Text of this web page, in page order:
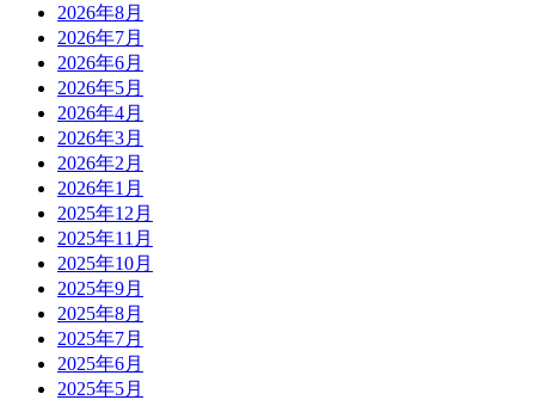
2026年8月
2026年7月
2026年6月
2026年5月
2026年4月
2026年3月
2026年2月
2026年1月
2025年12月
2025年11月
2025年10月
2025年9月
2025年8月
2025年7月
2025年6月
2025年5月